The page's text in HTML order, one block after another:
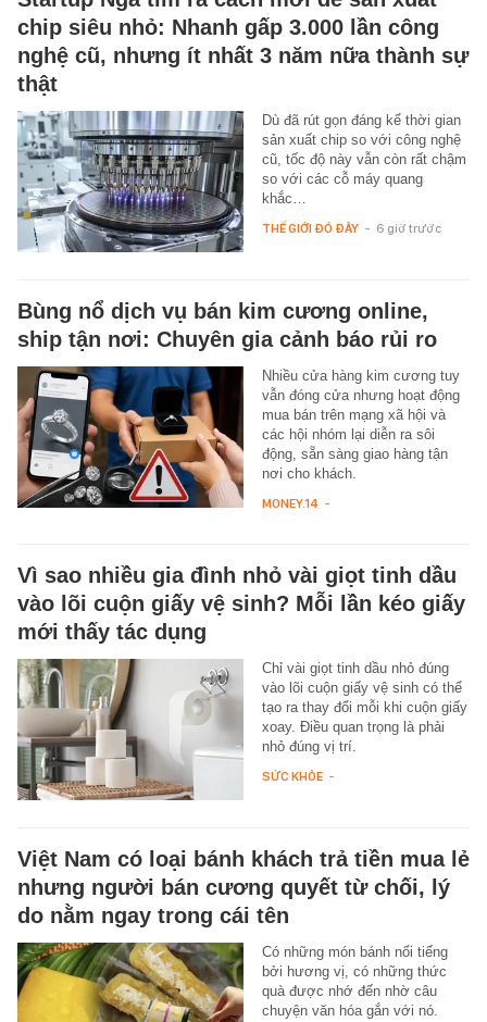
chip siêu nhỏ: Nhanh gấp 3.000 lần công
nghệ cũ, nhưng ít nhất 3 năm nữa thành sự
thật
Dù đã rút gọn đáng kể thời gian
sản xuất chip so với công nghệ
cũ, tốc độ này vẫn còn rất chậm
so với các cỗ máy quang
khắc…
THẾ GIỚI ĐÓ ĐÂY - 6 giờ trước
Bùng nổ dịch vụ bán kim cương online,
ship tận nơi: Chuyên gia cảnh báo rủi ro
Nhiều cửa hàng kim cương tuy
vẫn đóng cửa nhưng hoạt động
mua bán trên mạng xã hội và
các hội nhóm lại diễn ra sôi
động, sẵn sàng giao hàng tận
nơi cho khách.
MONEY.14 -
Vì sao nhiều gia đình nhỏ vài giọt tinh dầu
vào lõi cuộn giấy vệ sinh? Mỗi lần kéo giấy
mới thấy tác dụng
Chỉ vài giọt tinh dầu nhỏ đúng
vào lõi cuộn giấy vệ sinh có thể
tạo ra thay đổi mỗi khi cuộn giấy
xoay. Điều quan trọng là phải
nhỏ đúng vị trí.
SỨC KHỎE -
Việt Nam có loại bánh khách trả tiền mua lẻ
nhưng người bán cương quyết từ chối, lý
do nằm ngay trong cái tên
Có những món bánh nổi tiếng
bởi hương vị, có những thức
quà được nhớ đến nhờ câu
chuyện văn hóa gắn với nó.